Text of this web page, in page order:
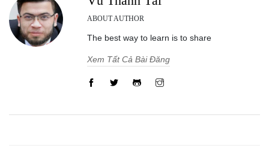
ABOUT AUTHOR
The best way to learn is to share
Xem Tất Cả Bài Đăng